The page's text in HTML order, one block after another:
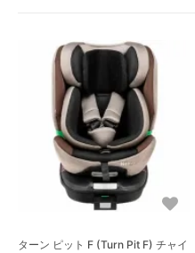
ターン ピット F (Turn Pit F) チャイ